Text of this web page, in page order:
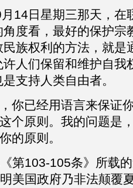
月 14 日星期三那天，在
度看，最好的保护宗
族权利的方法，就是
人们保留和维护自我
支持人类自由者。
你已经用语言来保证
个原则。我的问题是
的原则。
第103-105条》所载
美国政府乃非法颠覆